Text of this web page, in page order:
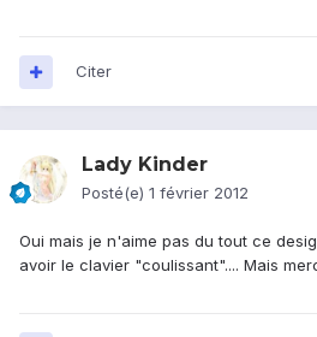
Citer
Lady Kinder
Posté(e) 1 février 2012
Oui mais je n'aime pas du tout ce
avoir le clavier "coulissant".... Mais